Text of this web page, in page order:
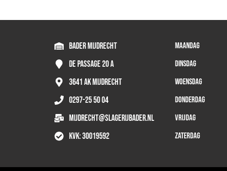
Bader Mijdrecht
De Passage 20 A
3641 AK Mijdrecht
0297-25 50 04
mijdrecht@slagerijbader.nl
KVK: 30019592
Maandag
Dinsdag
Woensdag
Donderdag
Vrijdag
Zaterdag